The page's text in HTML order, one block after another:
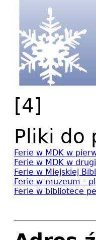
[4]
Pliki do
Ferie w MDK w
Ferie w MDK w
Ferie w Miejskiej
Ferie w muzeum -
Ferie w bibliotece